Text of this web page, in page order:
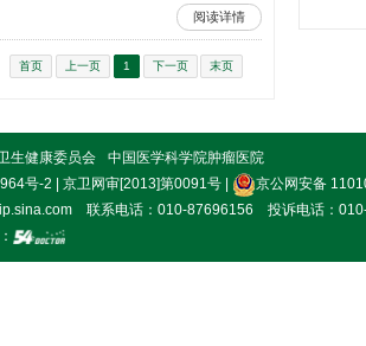
阅读详情
首页 上一页 1 下一页 末页
生健康委员会
中国医学科学院肿瘤医院
号-2 | 京卫网审[2013]第0091号 |
京公网安备
联系电话：010-87696156 投诉电话：